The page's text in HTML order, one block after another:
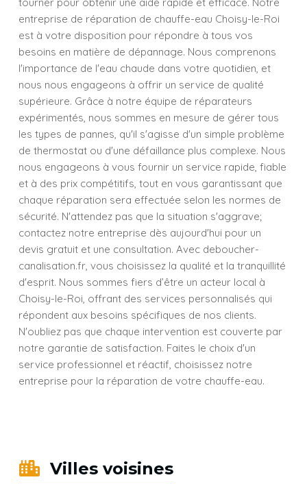
entreprise de réparation de chauffe-eau Choisy-le-Roi
est à votre disposition pour répondre à tous vos
besoins en matière de dépannage. Nous comprenons
l'importance de l'eau chaude dans votre quotidien, et
nous nous engageons à offrir un service de qualité
supérieure. Grâce à notre équipe de réparateurs
expérimentés, nous sommes en mesure de gérer tous
les types de pannes, qu'il s'agisse d'un simple problème
de thermostat ou d'une défaillance plus complexe. Nous
nous engageons à vous fournir un service rapide, fiable
et à des prix compétitifs, tout en vous garantissant que
chaque réparation sera effectuée selon les normes de
sécurité. N'attendez pas que la situation s'aggrave;
contactez notre entreprise dès aujourd'hui pour un
devis gratuit et une consultation. Avec deboucher-
canalisation.fr, vous choisissez la qualité et la tranquillité
d'esprit. Nous sommes fiers d’être un acteur local à
Choisy-le-Roi, offrant des services personnalisés qui
répondent aux besoins spécifiques de nos clients.
N'oubliez pas que chaque intervention est couverte par
notre garantie de satisfaction. Faites le choix d'un
service professionnel et réactif, choisissez notre
entreprise pour la réparation de votre chauffe-eau.
Villes voisines